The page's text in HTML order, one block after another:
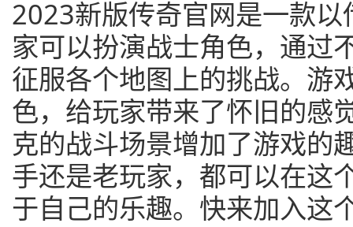
2023新版传奇官网是一款
家可以扮演战士角色，通过
征服各个地图上的挑战。游
色，给玩家带来了怀旧的感
克的战斗场景增加了游戏的
手还是老玩家，都可以在这
于自己的乐趣。快来加入这